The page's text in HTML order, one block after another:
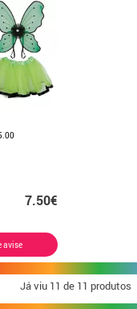
7.50€
avise
Já viu 11 de 11 produtos